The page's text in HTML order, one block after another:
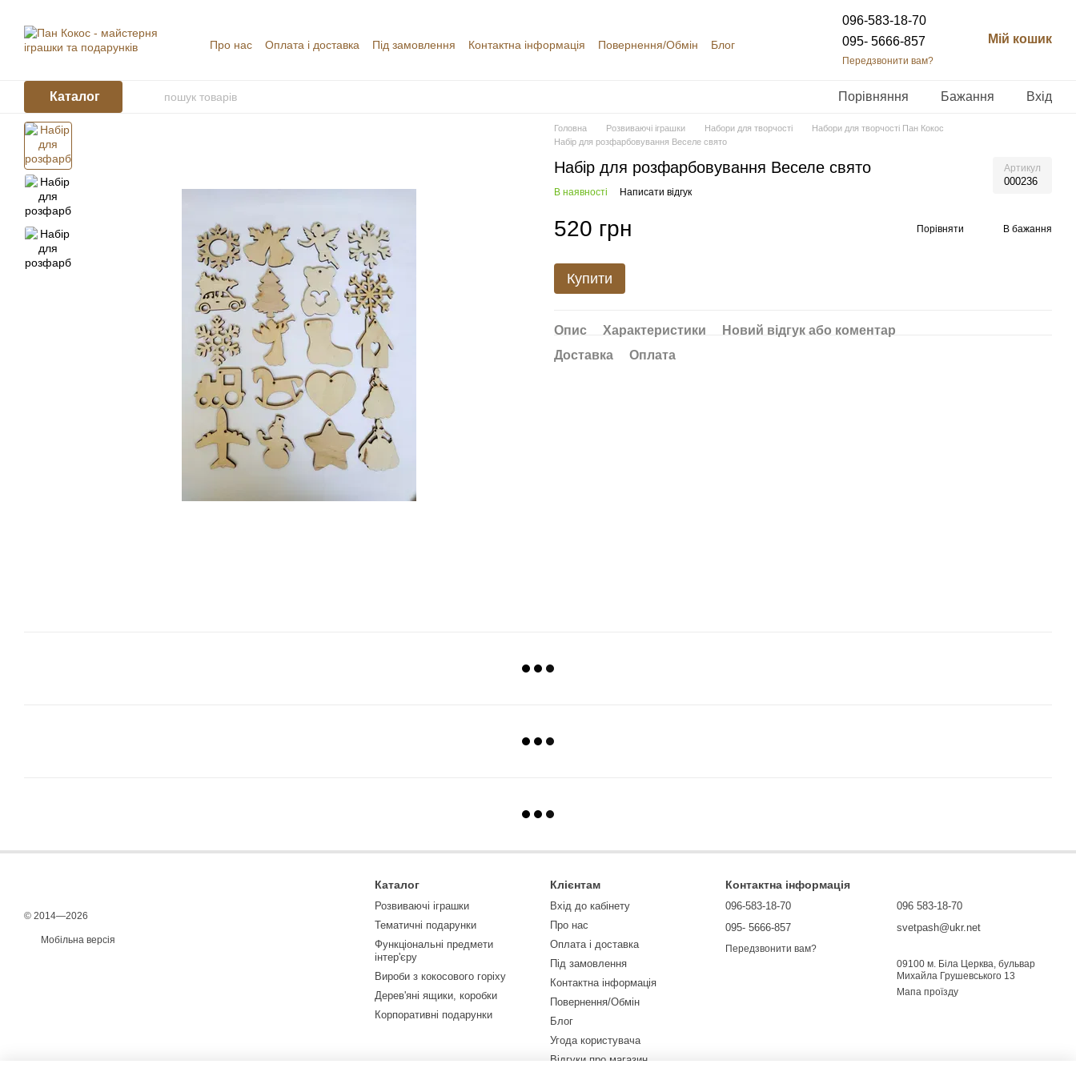
Про нас Оплата і доставка Під замовлення Контактна інформація Повернення/Обмін
Блог
096-583-18-70
095- 5666-857
Передзвонити вам?
Мій кошик
Каталог Порівняння Бажання Вхід
Головна Розвиваючі іграшки Набори для творчості
Набори для творчості Пан Кокос
Набір для розфарбовування Веселе свято
Набір для розфарбовування Веселе свято Артикул
000236
В наявності Написати відгук
520 грн Порівняти В бажання
Купити
Опис Характеристики
Новий відгук або коментар
Доставка
Оплата
© 2014—2026
Мобільна версія
Каталог
Розвиваючі іграшки
Тематичні подарунки
Функціональні предмети
інтер'єру
Вироби з кокосового горіху
Дерев'яні ящики, коробки
Корпоративні подарунки
Клієнтам
Вхід до кабінету
Про нас
Оплата і доставка
Під замовлення
Контактна інформація
Повернення/Обмін
Блог
Угода користувача
Відгуки про магазин
Контактна інформація
096-583-18-70
095- 5666-857
Передзвонити вам?
096 583-18-70
svetpash@ukr.net
09100 м. Біла Церква, бульвар
Михайла Грушевського 13
Мапа проїзду